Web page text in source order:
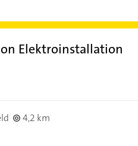
Elektroinstallation
4,2 km